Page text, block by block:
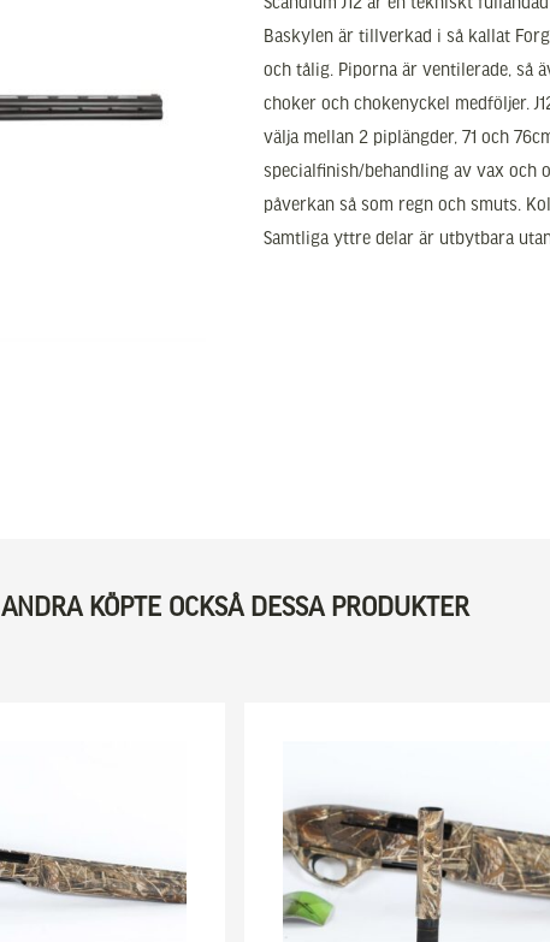
Baskylen är tillverkad i så kallat
och tålig. Piporna är ventilerade, så
choker och chokenyckel medföljer.
välja mellan 2 piplängder, 71 och
specialfinish/behandling av vax
påverkan så som regn och smuts.
Samtliga yttre delar är utbytbara
ANDRA KÖPTE OCKSÅ DESSA PRODUKTER